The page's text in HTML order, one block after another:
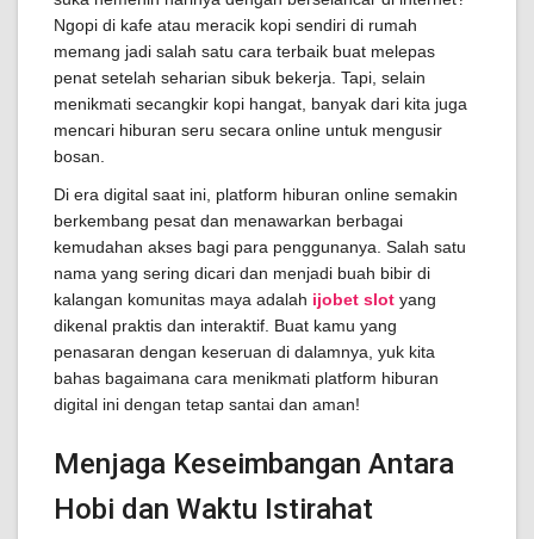
Ngopi di kafe atau meracik kopi sendiri di rumah
memang jadi salah satu cara terbaik buat melepas
penat setelah seharian sibuk bekerja. Tapi, selain
menikmati secangkir kopi hangat, banyak dari kita juga
mencari hiburan seru secara online untuk mengusir
bosan.
Di era digital saat ini, platform hiburan online semakin
berkembang pesat dan menawarkan berbagai
kemudahan akses bagi para penggunanya. Salah satu
nama yang sering dicari dan menjadi buah bibir di
kalangan komunitas maya adalah ijobet slot yang
dikenal praktis dan interaktif. Buat kamu yang
penasaran dengan keseruan di dalamnya, yuk kita
bahas bagaimana cara menikmati platform hiburan
digital ini dengan tetap santai dan aman!
Menjaga Keseimbangan Antara
Hobi dan Waktu Istirahat